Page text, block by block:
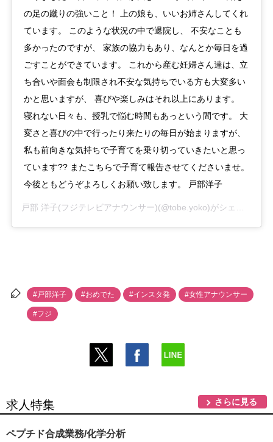
の足の蹴りの強いこと！ 上の娘も、いいお姉さんしてくれ
ています。 このような状況の中で退院し、 不安なことも
多かったのですが、 家族の協力もあり、なんとか毎日を過
ごすことができています。 これから産む妊婦さん達は、立
ち合いや面会も制限され不安な気持ちでいる方も大変多い
かと思いますが、 喜びや楽しみはそれ以上にあります。
寝れない日々も、授乳で悩む時間もあっという間です。 大
変さと喜びの中で行ったり来たりの毎日が始まりますが、
私も前向きな気持ちで子育てを乗り切っていきたいと思っ
ています?? またこちらで子育て報告させてくださいませ。
今後ともどうぞよろしくお願い致します。 戸部洋子
戸部 洋子(フジテレビアナウンサー)(@tobe.yoko)がシェアした投稿 -
#戸部洋子 #おめでた #インスタ発 #女性アナウンサー
#フジ
求人特集 さらに見る
ペプチド合成業務/化学分析